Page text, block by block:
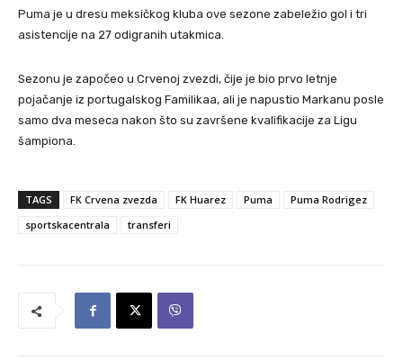
Puma je u dresu meksičkog kluba ove sezone zabeležio gol i tri
asistencije na 27 odigranih utakmica.
Sezonu je započeo u Crvenoj zvezdi, čije je bio prvo letnje
pojačanje iz portugalskog Familikaa, ali je napustio Markanu posle
samo dva meseca nakon što su završene kvalifikacije za Ligu
šampiona.
TAGS FK Crvena zvezda FK Huarez Puma
Puma Rodrigez
sportskacentrala
transferi